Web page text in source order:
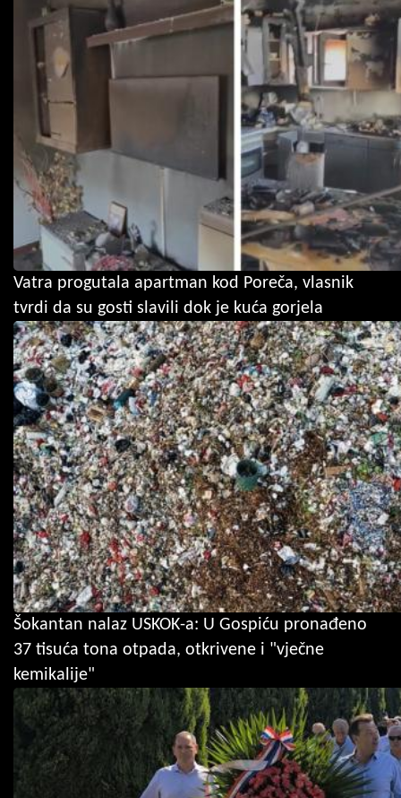
Vatra progutala apartman kod Poreča, vlasnik
tvrdi da su gosti slavili dok je kuća gorjela
Šokantan nalaz USKOK-a: U Gospiću pronađeno
37 tisuća tona otpada, otkrivene i "vječne
kemikalije"